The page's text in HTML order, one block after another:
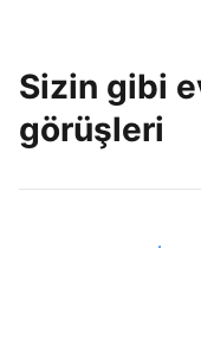
Sizin gibi
görüşleri
Tesis sahipleri